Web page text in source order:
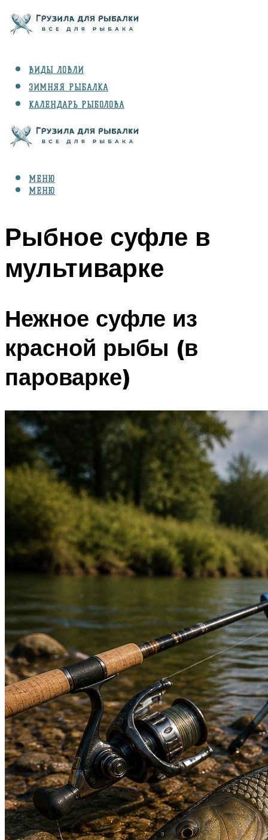
ВИДЫ ЛОВЛИ
ЗИМНЯЯ РЫБАЛКА
КАЛЕНДАРЬ РЫБОЛОВА
СНАРЯЖЕНИЕ
МЕНЮ
МЕНЮ
Рыбное суфле в
мультиварке
Нежное суфле из
красной рыбы (в
пароварке)